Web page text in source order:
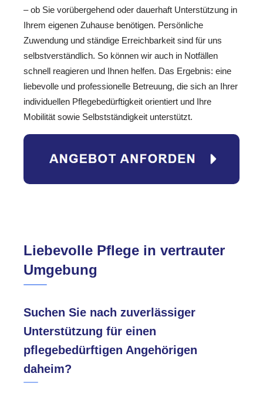
– ob Sie vorübergehend oder dauerhaft Unterstützung in
Ihrem eigenen Zuhause benötigen. Persönliche
Zuwendung und ständige Erreichbarkeit sind für uns
selbstverständlich. So können wir auch in Notfällen
schnell reagieren und Ihnen helfen. Das Ergebnis: eine
liebevolle und professionelle Betreuung, die sich an Ihrer
individuellen Pflegebedürftigkeit orientiert und Ihre
Mobilität sowie Selbstständigkeit unterstützt.
Liebevolle Pflege in vertrauter
Umgebung
Suchen Sie nach zuverlässiger
Unterstützung für einen
pflegebedürftigen Angehörigen
daheim?